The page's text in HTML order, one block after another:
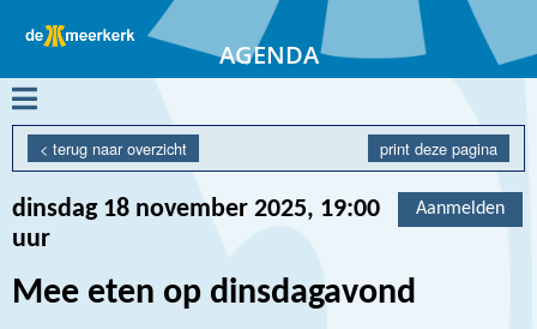
AGENDA
MENU
< terug naar overzicht print deze pagina
Aanmelden
dinsdag 18 november 2025, 19:00
uur
Mee eten op dinsdagavond